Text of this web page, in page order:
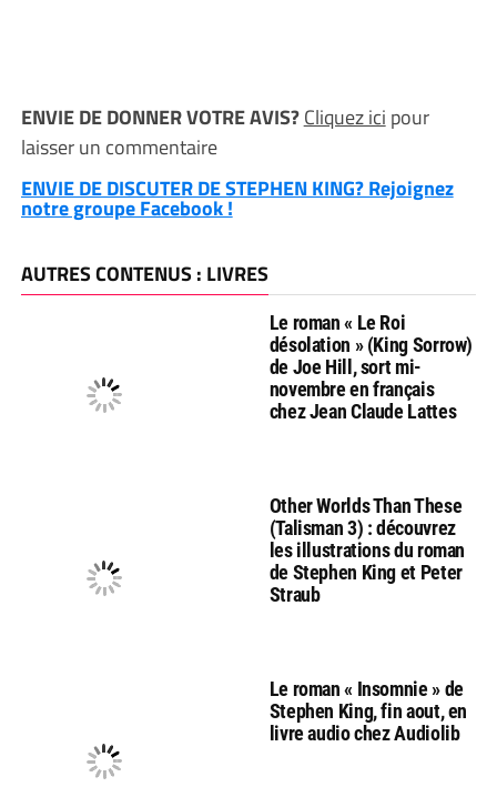
ENVIE DE DONNER VOTRE AVIS?Cliquez ici pour
laisser un commentaire
ENVIE DE DISCUTER DE STEPHEN KING? Rejoignez
notre groupe Facebook !
AUTRES CONTENUS : LIVRES
Le roman « Le Roi
désolation » (King Sorrow)
de Joe Hill, sort mi-
novembre en français
chez Jean Claude Lattes
Other Worlds Than These
(Talisman 3) : découvrez
les illustrations du roman
de Stephen King et Peter
Straub
Le roman « Insomnie » de
Stephen King, fin aout, en
livre audio chez Audiolib